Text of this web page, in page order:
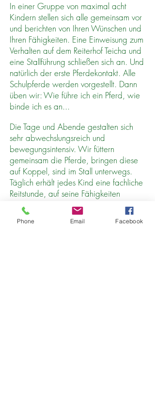
In einer Gruppe von maximal acht
Kindern stellen sich alle gemeinsam vor
und berichten von Ihren Wünschen und
Ihren Fähigkeiten. Eine Einweisung zum
Verhalten auf dem Reiterhof Teicha und
eine Stallführung schließen sich an. Und
natürlich der erste Pferdekontakt. Alle
Schulpferde werden vorgestellt. Dann
üben wir: Wie führe ich ein Pferd, wie
binde ich es an...
Die Tage und Abende gestalten sich
sehr abwechslungsreich und
bewegungsintensiv. Wir füttern
gemeinsam die Pferde, bringen diese
auf Koppel, sind im Stall unterwegs.
Täglich erhält jedes Kind eine fachliche
Reitstunde, auf seine Fähigkeiten
zugeschnitten. Sollte Ihr Kind keine
Vorkenntnisse haben, kein Problem. Die
Nachmittage sind wechselnd. Je nach
Phone Email Facebook